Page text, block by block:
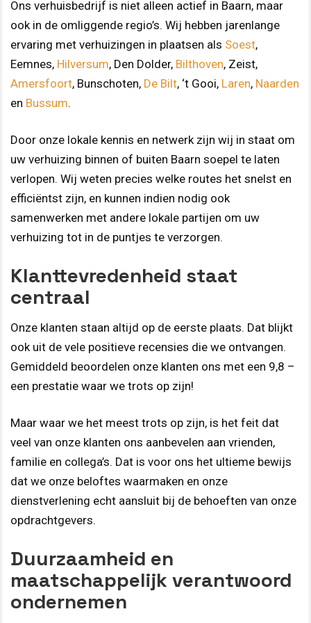
Ons verhuisbedrijf is niet alleen actief in Baarn, maar
ook in de omliggende regio’s. Wij hebben jarenlange
ervaring met verhuizingen in plaatsen als Soest,
Eemnes, Hilversum, Den Dolder, Bilthoven, Zeist,
Amersfoort, Bunschoten, De Bilt, ‘t Gooi, Laren, Naarden
en Bussum.
Door onze lokale kennis en netwerk zijn wij in staat om
uw verhuizing binnen of buiten Baarn soepel te laten
verlopen. Wij weten precies welke routes het snelst en
efficiëntst zijn, en kunnen indien nodig ook
samenwerken met andere lokale partijen om uw
verhuizing tot in de puntjes te verzorgen.
Klanttevredenheid staat
centraal
Onze klanten staan altijd op de eerste plaats. Dat blijkt
ook uit de vele positieve recensies die we ontvangen.
Gemiddeld beoordelen onze klanten ons met een 9,8 –
een prestatie waar we trots op zijn!
Maar waar we het meest trots op zijn, is het feit dat
veel van onze klanten ons aanbevelen aan vrienden,
familie en collega’s. Dat is voor ons het ultieme bewijs
dat we onze beloftes waarmaken en onze
dienstverlening echt aansluit bij de behoeften van onze
opdrachtgevers.
Duurzaamheid en
maatschappelijk verantwoord
ondernemen